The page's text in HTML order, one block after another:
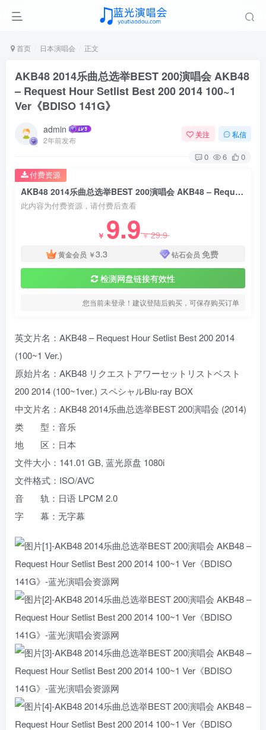
首页 日本演唱会 正文
AKB48 2014乐曲总选举BEST 200演唱会 AKB48
– Request Hour Setlist Best 200 2014 100~1
Ver《BDISO 141G》
admin
2年前发布
关注 私信
0 6 0
AKB48 2014乐曲总选举BEST 200演唱会 AKB48 – Request Hour Setlist Best 200 2014 100~1 Ver《BDISO 141G》
此内容为付费资源，请付费后查看
￥ 9.9￥29.9
黄金会员 ￥3.3 钻石会员 免费
检测网盘链接有效性
您当前未登录！建议登陆后购买，可保存购买订单
付费资源
英文片名：AKB48 – Request Hour Setlist Best 200 2014
(100~1 Ver.)
原始片名：AKB48 リクエストアワーセットリストベスト
200 2014 (100~1ver.) スペシャルBlu-ray BOX
中文片名：AKB48 2014乐曲总选举BEST 200演唱会 (2014)
类 型：音乐
地 区：日本
文件大小：141.01 GB, 蓝光原盘 1080i
文件格式：ISO/AVC
音 轨：日语 LPCM 2.0
字 幕：无字幕